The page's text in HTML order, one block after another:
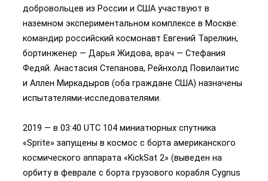
добровольцев из России и США участвуют в
наземном экспериментальном комплексе в Москве:
командир российский космонавт Евгений Тарелкин,
бортинженер — Дарья Жидова, врач — Стефания
Федяй. Анастасия Степанова, Рейнхолд Повилаитис
и Аллен Миркадыров (оба граждане США) назначены
испытателями-исследователями.
2019 — в 03:40 UTC 104 миниатюрных спутника
«Sprite» запущены в космос с борта американского
космического аппарата «KickSat 2» (выведен на
орбиту в феврале с борта грузового корабля Cygnus